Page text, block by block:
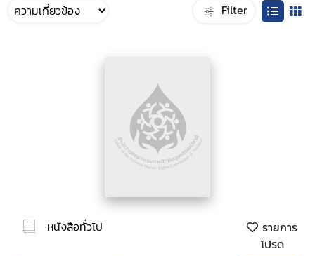
Filter
หนังสือทั่วไป
รายการ
โปรด